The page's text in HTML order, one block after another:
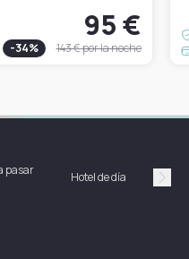
95 €
-34% 143 €por la noche
pasar
Hotel de día